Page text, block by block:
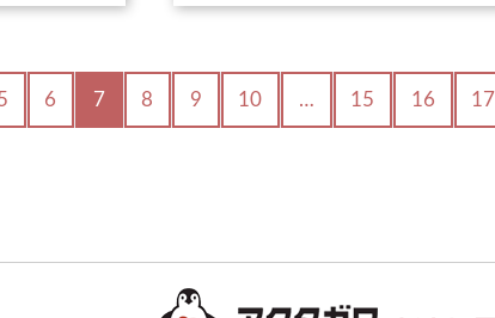
6 7 8 9 10 … 15 16 17